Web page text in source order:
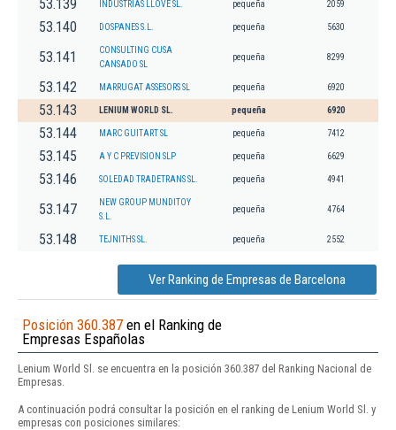
53.139 INDUSTRIAS LLOVE SL. pequeña 2059
53.140 DOSPANES S.L. pequeña 5630
53.141
CONSULTING CUSA
CANSADO SL
pequeña 8299
53.142 MARRUGAT ASSESORS SL pequeña 6920
53.143 LENIUM WORLD SL. pequeña 6920
53.144 MARC GUITART SL pequeña 7412
53.145 A Y C PREVISION SLP pequeña 6629
53.146 SOLEDAD TRADETRANS SL. pequeña 4941
53.147
NEW GROUP MUNDITOY
S.L.
pequeña 4764
53.148 TEJNITHS SL. pequeña 2552
Ver Ranking de Empresas de Barcelona
Posición 360.387 en el Ranking de
Empresas Españolas
Lenium World Sl. se encuentra en la posición 360.387 del Ranking Nacional de
Empresas.
A continuación podrá consultar la posición en el ranking de Lenium World Sl. y
empresas con posiciones similares: